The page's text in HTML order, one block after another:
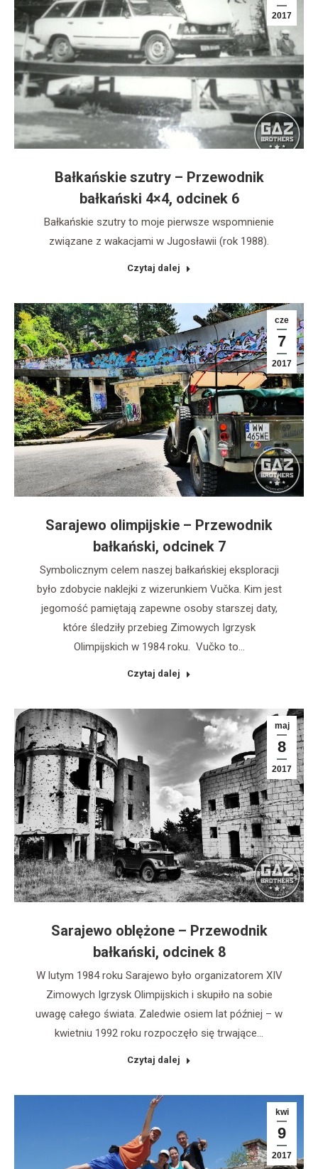
2017
Bałkańskie szutry – Przewodnik
bałkański 4×4, odcinek 6
Bałkańskie szutry to moje pierwsze wspomnienie
związane z wakacjami w Jugosławii (rok 1988).
Czytaj dalej
cze
7
2017
Sarajewo olimpijskie – Przewodnik
bałkański, odcinek 7
Symbolicznym celem naszej bałkańskiej eksploracji
było zdobycie naklejki z wizerunkiem Vučka. Kim jest
jegomość pamiętają zapewne osoby starszej daty,
które śledziły przebieg Zimowych Igrzysk
Olimpijskich w 1984 roku. Vučko to…
Czytaj dalej
maj
8
2017
Sarajewo oblężone – Przewodnik
bałkański, odcinek 8
W lutym 1984 roku Sarajewo było organizatorem XIV
Zimowych Igrzysk Olimpijskich i skupiło na sobie
uwagę całego świata. Zaledwie osiem lat później – w
kwietniu 1992 roku rozpoczęło się trwające…
Czytaj dalej
kwi
9
2017